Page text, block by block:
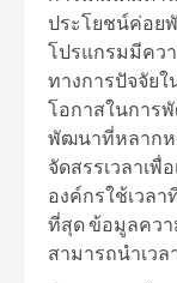
ประโยชน์ค่อย
โปรแกรมมีคว
ทางการปัจจัย
โอกาสในการ
พัฒนาที่หลากห
จัดสรรเวลาเพื่
องค์กรใช้เวล
ที่สุด ข้อมูลคว
สามารถนำเว